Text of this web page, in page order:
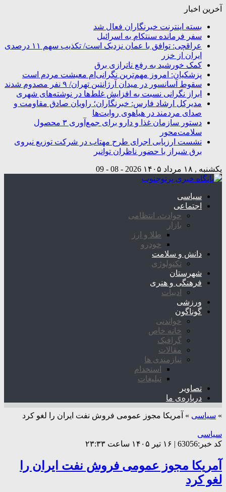
آخرین اخبار
بسته اینترنت خبرنگاران فعال شد
سفر فرمانده سنتکام به اسرائیل
عراقچی: توافق با عمان نزدیک است/ تکذیب سهم ۱۱ درصدی
ایران از خزر
کمک خورشید به رفع ناترازی برق
پزشکیان: امروز مهم‌ترین نگرانی‌ام معیشت مردم است
سقوط آسانسور در میدان آرژانتین تهران/ ۹ نفر مصدوم شدند
ابراز نگرانی نسبت به افزایش غلط‌ها در نوشته‌های شهری
مدیرکل ارشاد فارس: خبرنگاران؛ راویان صادق مقاومت و
صدای مردمند در هیاهوی روایت‌ها
دستور سازمان غذا و دارو برای جمع‌آوری ۳ محصول
سلامت‌محور
نشست ارزیابی اجرای طرح مهتاب در شرکت توزیع نیروی
برق شیراز با حضور ناظران توانیر
یکشنبه , ۱۸ مرداد ۱۴۰۵ 2026 - 08 - 09
سیاسی
اجتماعی
حوادث، انتظامی
بازار
طلا و ارز
خودرو
دانش و سلامت
تکنولوژی
شهرستان
فرهنگی و هنری
ادبیات
ورزشی
گوناگون
خواندنی
خانه خاص
گرافیک
مقالات
نیازمندی ها
استخدام
تبلیغات
تصاویر
درباره‌ی ما
» سیاسی » آمریکا مجوز عمومی فروش نفت ایران را لغو کرد
سیاسی
کد خبر:63056 | ۱۶ تیر ۱۴۰۵ ساعت ۲۳:۳۳
آمریکا مجوز عمومی فروش نفت ایران را
لغو کرد